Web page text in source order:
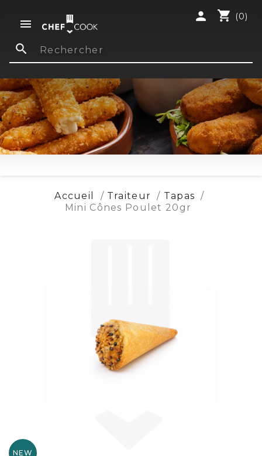

shopping_cart (0)
person
search
Accueil Traiteur
Tapas
Mini Cônes Poulet 20gr
NEW